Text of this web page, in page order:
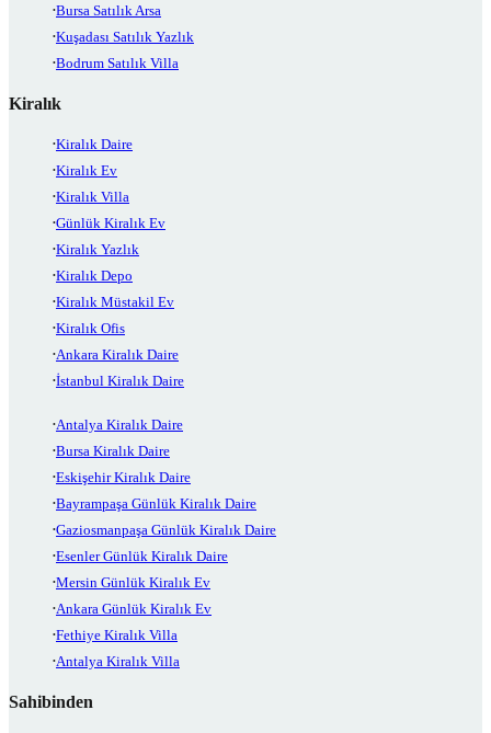
Bursa Satılık Arsa
Kuşadası Satılık Yazlık
Bodrum Satılık Villa
Kiralık
Kiralık Daire
Kiralık Ev
Kiralık Villa
Günlük Kiralık Ev
Kiralık Yazlık
Kiralık Depo
Kiralık Müstakil Ev
Kiralık Ofis
Ankara Kiralık Daire
İstanbul Kiralık Daire
Antalya Kiralık Daire
Bursa Kiralık Daire
Eskişehir Kiralık Daire
Bayrampaşa Günlük Kiralık Daire
Gaziosmanpaşa Günlük Kiralık Daire
Esenler Günlük Kiralık Daire
Mersin Günlük Kiralık Ev
Ankara Günlük Kiralık Ev
Fethiye Kiralık Villa
Antalya Kiralık Villa
Sahibinden